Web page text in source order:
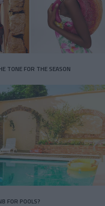
TONE FOR THE SEASON
FOR POOLS?